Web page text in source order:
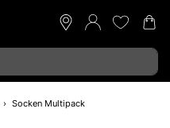
Socken Multipack